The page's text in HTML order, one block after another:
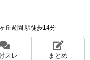
丘遊園 駅徒歩14分
スレ まとめ